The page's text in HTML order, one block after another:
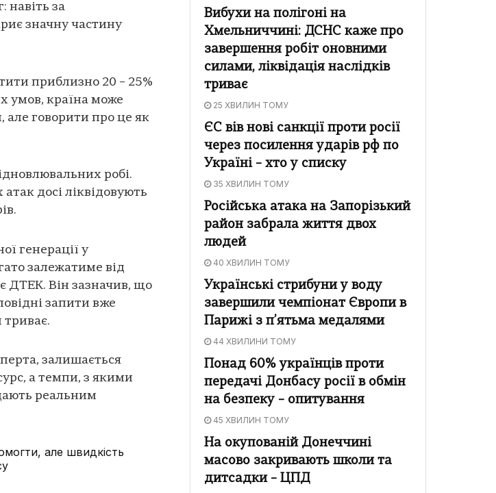
навіть за
значну частину
приблизно 20 – 25%
умов, країна може
але говорити про це як
робі.
досі ліквідовують
генерації у
залежатиме від
ДТЕК. Він зазначив, що
запити вже
залишається
а темпи, з якими
реальним
але швидкість
Вибухи на полігоні на
Хмельниччині: ДСНС каже про
завершення робіт оновними
силами, ліквідація наслідків
триває
25 ХВИЛИН ТОМУ
ЄС вів нові санкції проти росії
через посилення ударів рф по
Україні – хто у списку
35 ХВИЛИН ТОМУ
Російська атака на Запорізький
район забрала життя двох
людей
40 ХВИЛИН ТОМУ
Українські стрибуни у воду
завершили чемпіонат Європи в
Парижі з п’ятьма медалями
44 ХВИЛИНИ ТОМУ
Понад 60% українців проти
передачі Донбасу росії в обмін
на безпеку – опитування
45 ХВИЛИН ТОМУ
На окупованій Донеччині
масово закривають школи та
дитсадки – ЦПД